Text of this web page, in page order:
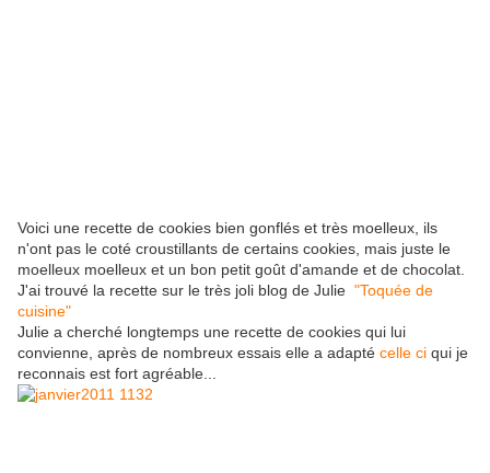
Voici une recette de cookies bien gonflés et très moelleux, ils
n'ont pas le coté croustillants de certains cookies, mais juste le
moelleux moelleux et un bon petit goût d'amande et de chocolat.
J'ai trouvé la recette sur le très joli blog de Julie "Toquée de
cuisine"
Julie a cherché longtemps une recette de cookies qui lui
convienne, après de nombreux essais elle a adapté celle ci qui je
reconnais est fort agréable...